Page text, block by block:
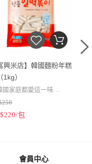
興米店】韓國麵粉年糕
1kg）
家庭都愛這一味
進口麵粉年糕條
年糕必備食材
包
會員中心